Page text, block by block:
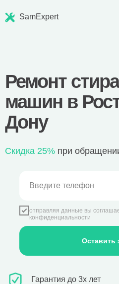
SamExpert
Гарантия до 3х лет
Скидка 25% при
Ремонт
машин в
Дону
отправляя данные вы
конфиденциальности
Оставить